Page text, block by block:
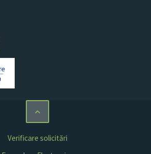
Verificare solicitări